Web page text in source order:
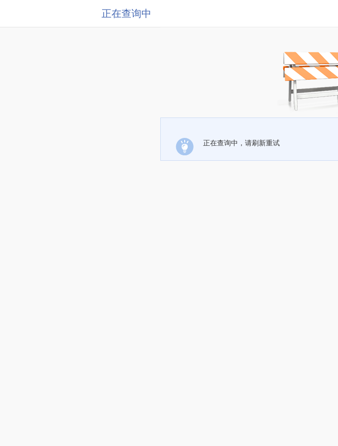
正在查询中
正在查询中，请刷新重试